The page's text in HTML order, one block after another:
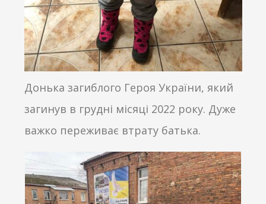
Донька загиблого Героя України, який
загинув в грудні місяці 2022 року. Дуже
важко переживає втрату батька.